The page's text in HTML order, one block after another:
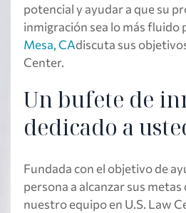
potencial y ayudar a que su
inmigración sea lo más fluido
Mesa, CAdiscuta sus
Center.
Un bufete de
dedicado a
Fundada con el objetivo de
persona a alcanzar sus
nuestro equipo en U.S. Law